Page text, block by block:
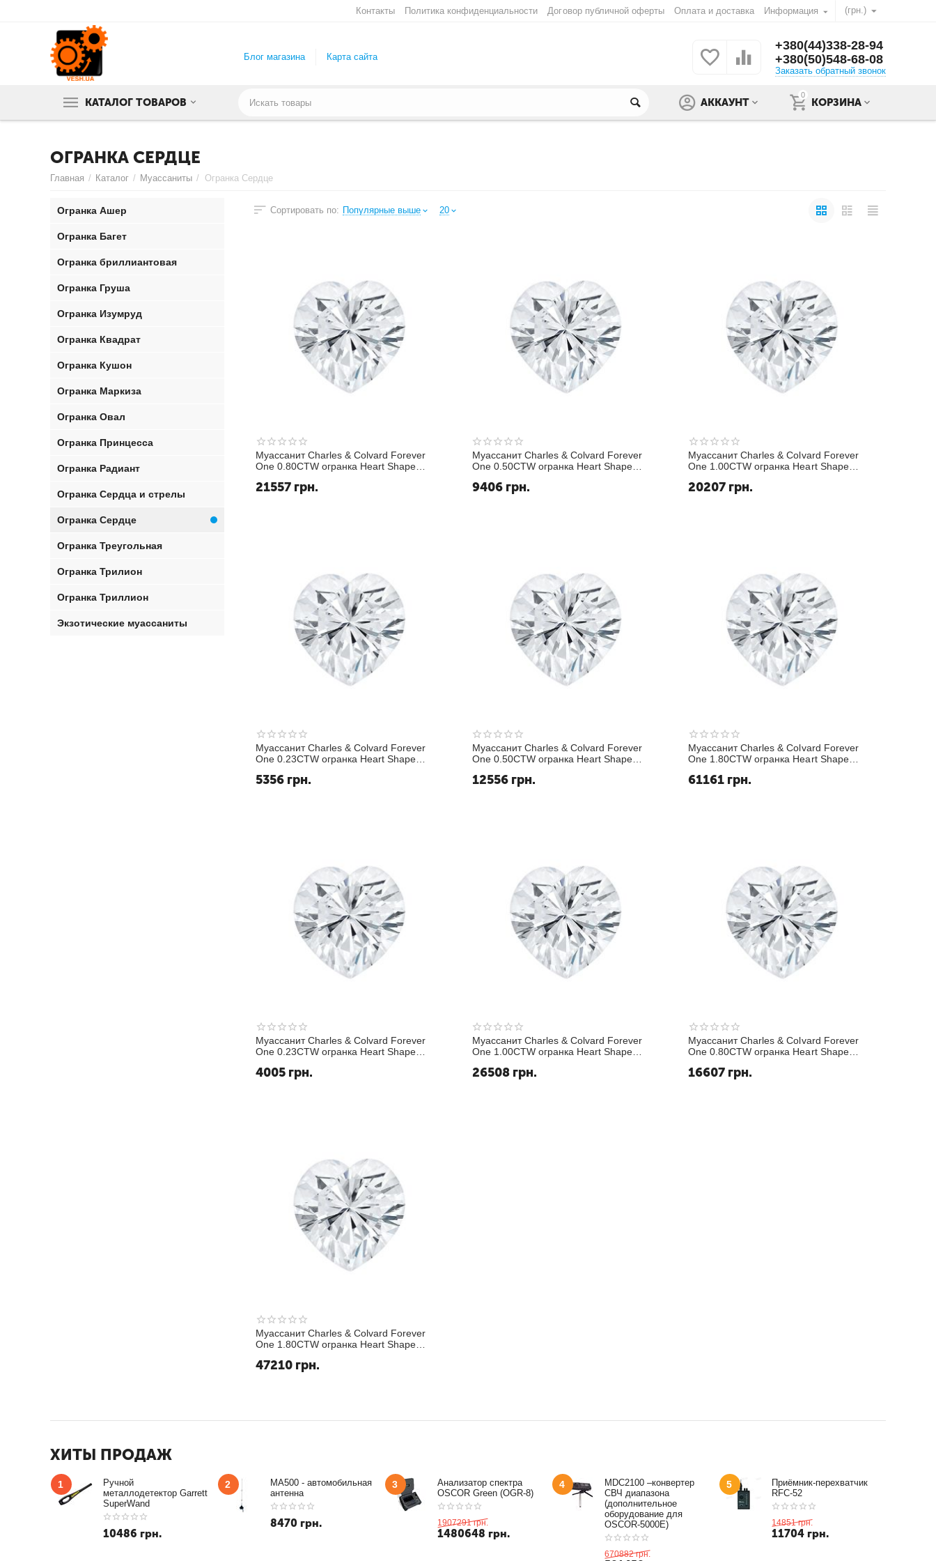
(грн.)
Контакты Политика конфиденциальности Договор публичной оферты Оплата и доставка Информация
Блог магазина Карта сайта
+380(44)338-28-94
+380(50)548-68-08
Заказать обратный звонок
КАТАЛОГ ТОВАРОВ
0
КОРЗИНА
АККАУНТ
ОГРАНКА СЕРДЦЕ
Главная / Каталог / Муассаниты / Огранка Сердце
Сортировать по: Популярные выше 20
Муассанит Charles & Colvard Forever
One 0.80CTW огранка Heart Shape
21557 грн.
Муассанит Charles & Colvard Forever
One 0.50CTW огранка Heart Shape
9406 грн.
Муассанит Charles & Colvard Forever
One 1.00CTW огранка Heart Shape
20207 грн.
Муассанит Charles & Colvard Forever
One 0.23CTW огранка Heart Shape
5356 грн.
Муассанит Charles & Colvard Forever
One 0.50CTW огранка Heart Shape
12556 грн.
Муассанит Charles & Colvard Forever
One 1.80CTW огранка Heart Shape
61161 грн.
Муассанит Charles & Colvard Forever
One 0.23CTW огранка Heart Shape
4005 грн.
Муассанит Charles & Colvard Forever
One 1.00CTW огранка Heart Shape
26508 грн.
Муассанит Charles & Colvard Forever
One 0.80CTW огранка Heart Shape
16607 грн.
Муассанит Charles & Colvard Forever
One 1.80CTW огранка Heart Shape
47210 грн.
Огранка Ашер
Огранка Багет
Огранка бриллиантовая
Огранка Груша
Огранка Изумруд
Огранка Квадрат
Огранка Кушон
Огранка Маркиза
Огранка Овал
Огранка Принцесса
Огранка Радиант
Огранка Сердца и стрелы
Огранка Сердце
Огранка Треугольная
Огранка Трилион
Огранка Триллион
Экзотические муассаниты
ХИТЫ ПРОДАЖ
1
Ручной
металлодетектор Garrett
SuperWand
10486 грн.
2
MA500 - автомобильная
антенна
8470 грн.
3
Анализатор спектра
OSCOR Green (OGR-8)
1907291 грн.
1480648 грн.
4
MDC2100 –конвертер
СВЧ диапазона
(дополнительное
оборудование для
OSCOR-5000E)
670882 грн.
5
Приёмник-перехватчик
RFC-52
14851 грн.
11704 грн.